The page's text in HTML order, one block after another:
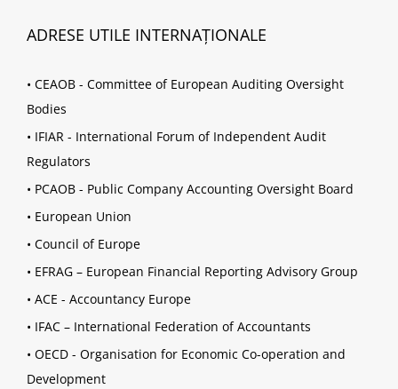
ADRESE UTILE INTERNAȚIONALE
• CEAOB - Committee of European Auditing Oversight
Bodies
• IFIAR - International Forum of Independent Audit
Regulators
• PCAOB - Public Company Accounting Oversight Board
• European Union
• Council of Europe
• EFRAG – European Financial Reporting Advisory Group
• ACE - Accountancy Europe
• IFAC – International Federation of Accountants
• OECD - Organisation for Economic Co-operation and
Development